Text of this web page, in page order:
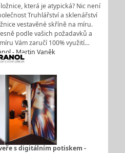
která je atypická? Nic není
Truhlářství a sklenářství
vestavěné skříně na míru.
podle vašich požadavků a
Vám zaručí 100% využití…
- Martin Vaněk
s digitálním potiskem -